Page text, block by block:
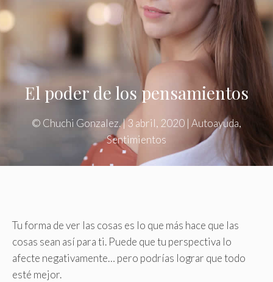
El poder de los pensamientos
© Chuchi Gonzalez.|3 abril, 2020 | Autoayuda,
Sentimientos
Tu forma de ver las cosas es lo que más hace que las
cosas sean así para ti. Puede que tu perspectiva lo
afecte negativamente… pero podrías lograr que todo
esté mejor.